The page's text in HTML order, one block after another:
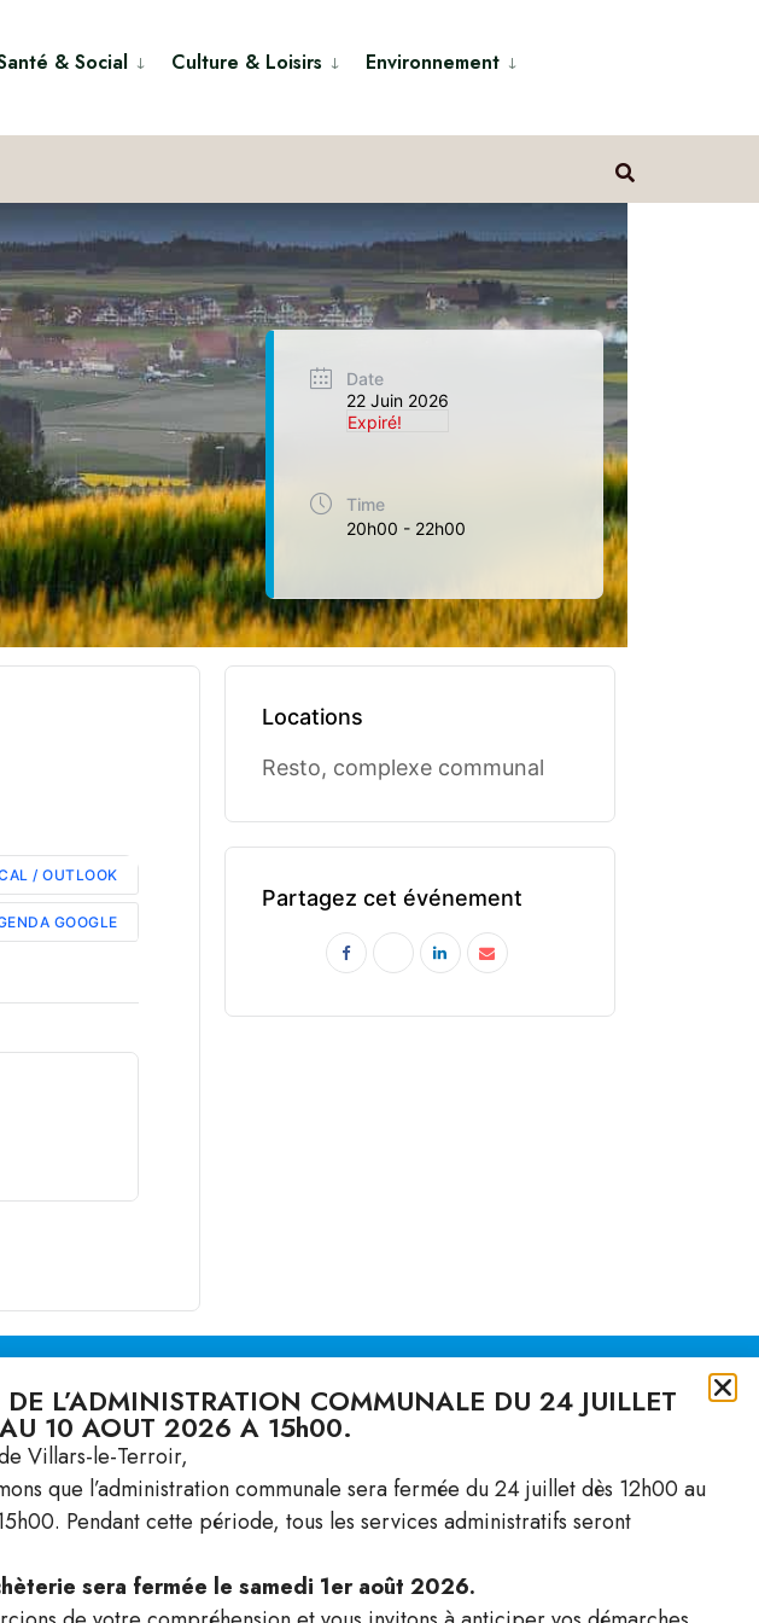
& Social Culture & Loisirs Environnement
Date
22 Juin 2026
Expiré!
Time
20h00 - 22h00
GOOGLE
/ OUTLOOK
Locations
Resto, complexe communal
Partagez cet événement
Admin
Liens utiles
Agenda
Actualités & Annonces
Histoire
Documents
Rue du Midi 10
Lu: 15h00 – 19h00
Ma: 14h00 – 16h00
DE L’ADMINISTRATION COMMUNALE DU 24 JUILLET
10 AOUT 2026 A 15h00.
Villars-le-Terroir,
que l’administration communale sera fermée du 24 juillet dès 12h00 au
Pendant cette période, tous les services administratifs seront
sera fermée le samedi 1er août 2026.